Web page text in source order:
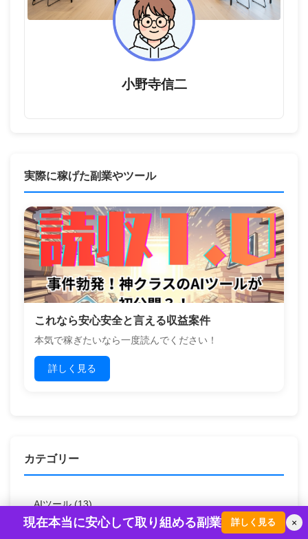
小野寺信二
実際に稼げた副業やツール
これなら安心安全と言える収益案件
本気で稼ぎたいなら一度読んでください！
詳しく見る
カテゴリー
AIツール(13)
×
現在本当に安心して取り組める副業 詳しく見る